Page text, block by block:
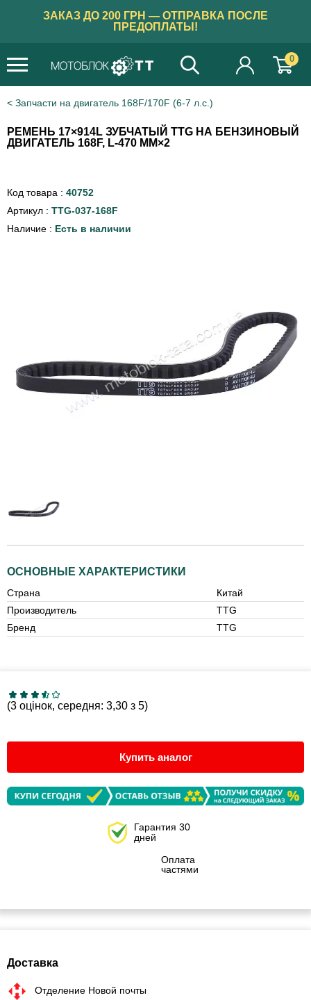
ЗАКАЗ ДО 200 ГРН — ОТПРАВКА ПОСЛЕ
ПРЕДОПЛАТЫ!
0
Запчасти на двигатель 168F/170F (6-7 л.с.)
РЕМЕНЬ 17×914L ЗУБЧАТЫЙ TTG НА БЕНЗИНОВЫЙ
ДВИГАТЕЛЬ 168F, L-470 ММ×2
Код товара : 40752
Артикул : TTG-037-168F
Наличие : Есть в наличии
ОСНОВНЫЕ ХАРАКТЕРИСТИКИ
Страна
Китай
Производитель
TTG
Бренд
TTG
(3 оцінок, середня: 3,30 з 5)
Купить аналог
Гарантия 30
дней
Оплата
частями
Доставка
Отделение Новой почты